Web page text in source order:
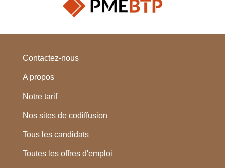
Contactez-nous
A propos
Notre tarif
Nos sites de codiffusion
Tous les candidats
Toutes les offres d'emploi